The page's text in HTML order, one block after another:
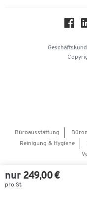
nur 249,00 €
pro St.
KinderHerz
Onlinebewerbung
Büroausstattung
Reinigung & Hygiene